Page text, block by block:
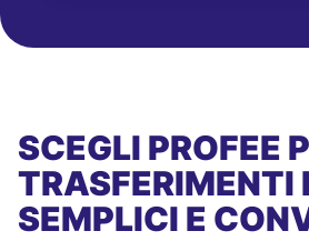
SCEGLI PROFEE
TRASFERIMENTI
SEMPLICI E